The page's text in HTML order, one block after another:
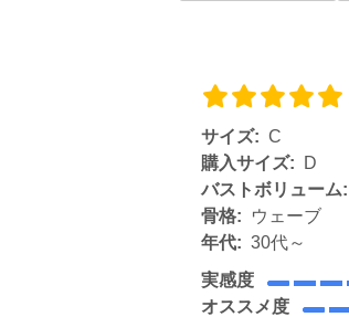
サイズ: C
購入サイズ:
D
バストボリューム:
骨格:
ウェーブ
年代: 30代～
実感度
オススメ度